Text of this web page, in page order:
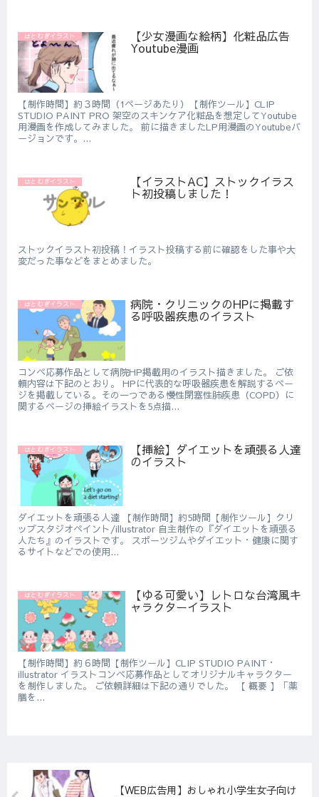
はとむぎイラスト 【少女漫画な絵柄】化粧品広告
Youtube漫画
【制作時間】約３時間（1ページあたり）【制作ツール】CLIP
STUDIO PAINT PRO 架空のスキンケア化粧品を想定してYoutube
用漫画を作成してみました。 前に描きましたLP用漫画のYoutubeバ
ージョンです。...
はとむぎイラスト 【イラストAC】ストックイラス
ト初投稿しました！
ストックイラスト初投稿！イラスト投稿する前に確認をした事や大
変だった事などをまとめました。
はとむぎイラスト 病院・クリニックのHPに掲載す
る呼吸器疾患のイラスト
コンペ応募作品として病院HP掲載用のイラスト描きました。 ご依
頼内容は下記のとおり。 HPに代表的な呼吸器疾患を解説するペー
ジを掲載している。その一つである慢性閉塞性肺疾患（COPD）に
関するページの挿絵イラストを5点描...
はとむぎイラスト 【挿絵】ダイエットを頑張る人達
のイラスト
ダイエットを頑張る人達 【制作時間】約5時間【制作ツール】クリ
ップスタジオペイント/illustrator 自主制作の『ダイエットを頑張る
人たち』のイラストです。 スポーツジムやダイエット・健康に関す
るサイトなどでの使用...
はとむぎイラスト 【ゆる可愛い】レトロな台湾風キ
ャラクターイラスト
【制作時間】約６時間【制作ツール】CLIP STUDIO PAINT・
illustrator イラストコンペ応募作品としてオリジナルキャラクター
を制作しました。 ご依頼詳細は下記の通りでした。 【 概要 】「薬
膳を...
【WEB広告用】おしゃれ小学生女子向け